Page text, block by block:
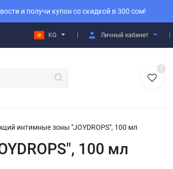
и получи купон со скидкой в 300 сом!
KG Личный кабинет
0
интимные зоны "JOYDROPS", 100 мл
100 мл